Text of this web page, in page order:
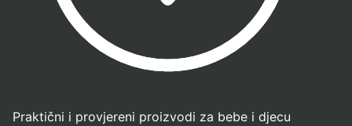
Praktični i provjereni proizvodi za bebe i djecu